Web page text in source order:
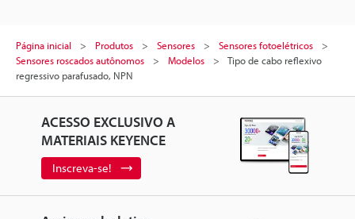
Página inicial Produtos Sensores
Sensores fotoelétricos
Sensores roscados autônomos
Modelos
Tipo de cabo reflexivo
regressivo parafusado, NPN
ACESSO EXCLUSIVO A
MATERIAIS KEYENCE
Inscreva-se!